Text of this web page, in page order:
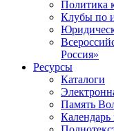
Политика
Клубы по
Россия»
Ресурсы
Каталоги
Память
Календарь